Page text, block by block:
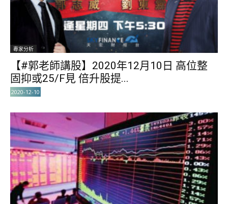
專家分析
【#郭老師講股】2020年12月10日 高位整
固抑或25/F見 倍升股提...
2020-12-10